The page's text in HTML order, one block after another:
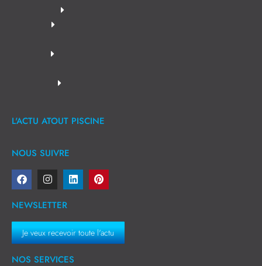
L'ACTU ATOUT PISCINE
NOUS SUIVRE
NEWSLETTER
Je veux recevoir toute l'actu
NOS SERVICES